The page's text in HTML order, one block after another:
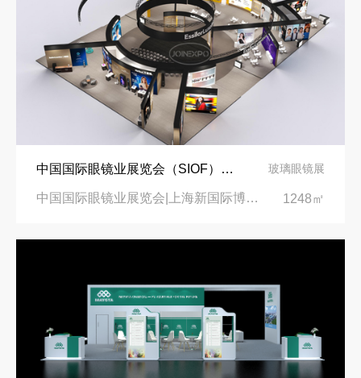
中国国际眼镜业展览会（SIOF）‌展台设计搭建-眼镜业巨头依视路陆逊梯卡 玻璃眼镜展
中国国际眼镜业展览会|上海新国际博览中心‌ 1248㎡